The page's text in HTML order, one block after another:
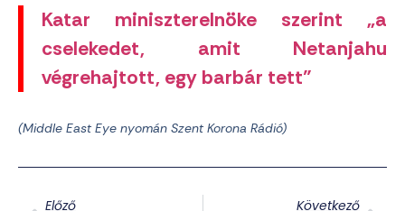
Katar miniszterelnöke szerint „a
cselekedet, amit Netanjahu
végrehajtott, egy barbár tett”
(Middle East Eye nyomán Szent Korona Rádió)
Előző Következő